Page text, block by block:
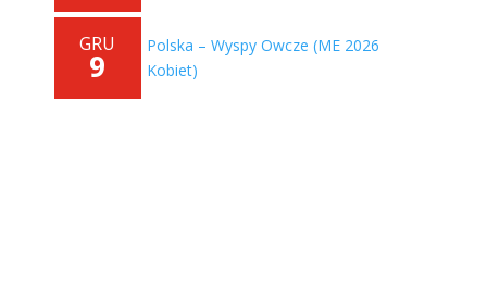
GRU
9
Polska – Wyspy Owcze (ME 2026
Kobiet)